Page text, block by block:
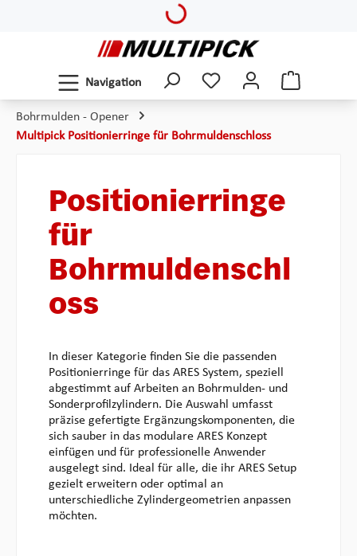
Loading...
Navigation
Bohrmulden - Opener
Multipick Positionierringe für Bohrmuldenschloss
Positionierringe
für
Bohrmuldenschl
oss
In dieser Kategorie finden Sie die passenden
Positionierringe für das ARES System, speziell
abgestimmt auf Arbeiten an Bohrmulden- und
Sonderprofilzylindern. Die Auswahl umfasst
präzise gefertigte Ergänzungskomponenten, die
sich sauber in das modulare ARES Konzept
einfügen und für professionelle Anwender
ausgelegt sind. Ideal für alle, die ihr ARES Setup
gezielt erweitern oder optimal an
unterschiedliche Zylindergeometrien anpassen
möchten.